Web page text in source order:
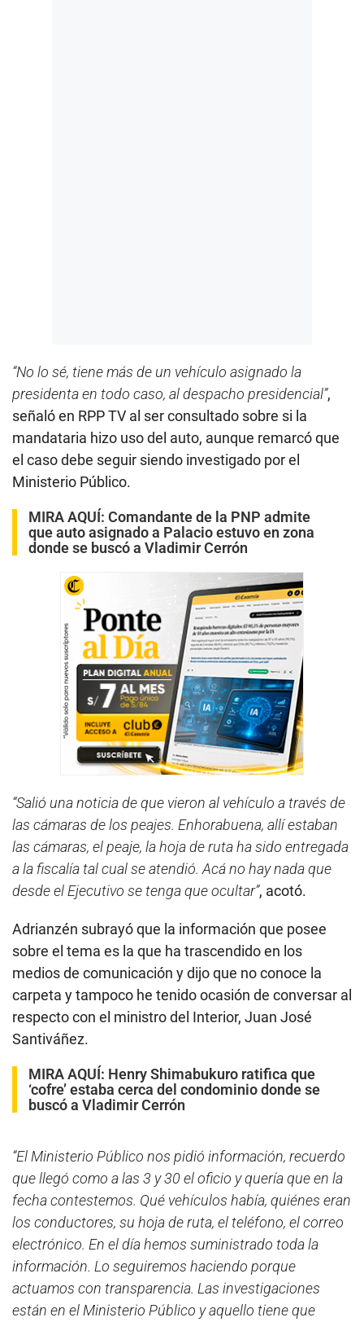
“No lo sé, tiene más de un vehículo asignado la
presidenta en todo caso, al despacho presidencial”,
señaló en RPP TV al ser consultado sobre si la
mandataria hizo uso del auto, aunque remarcó que
el caso debe seguir siendo investigado por el
Ministerio Público.
MIRA AQUÍ: Comandante de la PNP admite
que auto asignado a Palacio estuvo en zona
donde se buscó a Vladimir Cerrón
“Salió una noticia de que vieron al vehículo a través de
las cámaras de los peajes. Enhorabuena, allí estaban
las cámaras, el peaje, la hoja de ruta ha sido entregada
a la fiscalía tal cual se atendió. Acá no hay nada que
desde el Ejecutivo se tenga que ocultar”, acotó.
Adrianzén subrayó que la información que posee
sobre el tema es la que ha trascendido en los
medios de comunicación y dijo que no conoce la
carpeta y tampoco he tenido ocasión de conversar al
respecto con el ministro del Interior, Juan José
Santiváñez.
MIRA AQUÍ: Henry Shimabukuro ratifica que
‘cofre’ estaba cerca del condominio donde se
buscó a Vladimir Cerrón
“El Ministerio Público nos pidió información, recuerdo
que llegó como a las 3 y 30 el oficio y quería que en la
fecha contestemos. Qué vehículos había, quiénes eran
los conductores, su hoja de ruta, el teléfono, el correo
electrónico. En el día hemos suministrado toda la
información. Lo seguiremos haciendo porque
actuamos con transparencia. Las investigaciones
están en el Ministerio Público y aquello tiene que